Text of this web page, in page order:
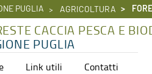
PUGLIA AGRICOLTURA
CACCIA PESCA E
PUGLIA
Link utili Contatti